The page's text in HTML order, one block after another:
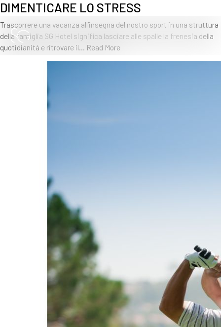
DIMENTICARE LO STRESS
Trascorrere una vacanza all’insegna del nostro sport in una struttura
della famiglia SG Hotel significa lasciare alle spalle la frenesia della
quotidianità e ritrovare il… Read More